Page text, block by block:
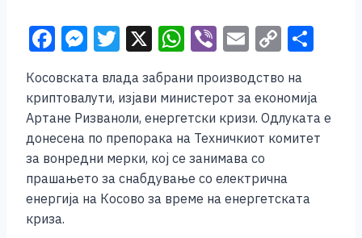
F
c
e
b
o
o
k
M
ss
e
n
g
er
T
tt
er
X W
at
s
A
p
p
Vi
er
E
ai
l
C
p
y
Li
n
k
ar
e
Косовската влада забрани производство на
криптовалути, изјави министерот за економија
Артане Ризваноли, енергетски кризи. Одлуката е
донесена по препорака на Техничкиот комитет
за вонредни мерки, кој се занимава со
прашањето за снабдување со електрична
енергија на Косово за време на енергетската
криза.